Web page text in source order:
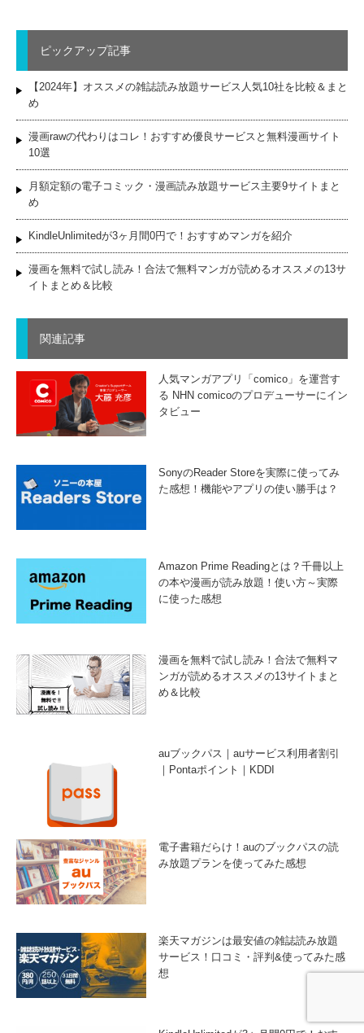
ピックアップ記事
【2024年】オススメの雑誌読み放題サービス人気10社を比較＆まと
め
漫画rawの代わりはコレ！おすすめ優良サービスと無料漫画サイト
10選
月額定額の電子コミック・漫画読み放題サービス主要9サイトまと
め
KindleUnlimitedが3ヶ月間0円で！おすすめマンガを紹介
漫画を無料で試し読み！合法で無料マンガが読めるオススメの13サ
イトまとめ＆比較
関連記事
人気マンガアプリ「comico」を運営す
る NHN comicoのプロデューサーにイン
タビュー
SonyのReader Storeを実際に使ってみ
た感想！機能やアプリの使い勝手は？
Amazon Prime Readingとは？千冊以上
の本や漫画が読み放題！使い方～実際
に使った感想
漫画を無料で試し読み！合法で無料マ
ンガが読めるオススメの13サイトまと
め＆比較
auブックパス｜auサービス利用者割引
｜Pontaポイント｜KDDI
電子書籍だらけ！auのブックパスの読
み放題プランを使ってみた感想
楽天マガジンは最安値の雑誌読み放題
サービス！口コミ・評判&使ってみた感
想